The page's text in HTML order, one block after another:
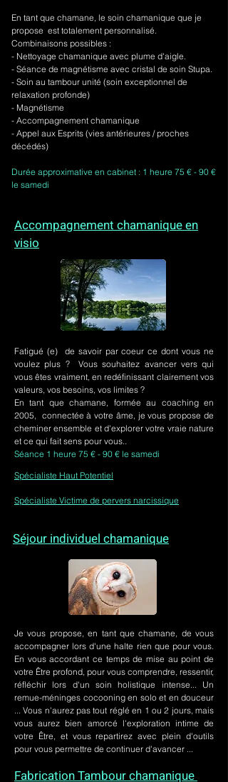
En tant que chamane, le soin chamanique que je
propose est totalement personnalisé.
Combinaisons possibles :
- Nettoyage chamanique avec plume d'aigle.
- Séance de magnétisme avec cristal de soin Stupa.
- Soin au tambour unité (soin exceptionnel de
relaxation profonde)
- Magnétisme
- Accompagnement chamanique
- Appel aux Esprits (vies antérieures / proches
décédés)
Durée approximative en cabinet : 1 heure 75 € - 90 €
le samedi
Accompagnement chamanique en
visio
Fatigué (e) de savoir par coeur ce dont vous ne
voulez plus ? Vous souhaitez avancer vers qui
vous êtes vraiment, en redéfinissant clairement vos
valeurs, vos besoins, vos limites ?
En tant que chamane, formée au coaching en
2005, connectée à votre âme, je vous propose de
cheminer ensemble et d'explorer votre vraie nature
et ce qui fait sens pour vous..
Séance 1 heure 75 € - 90 € le samedi
Spécialiste Haut Potentiel
Spécialiste Victime de pervers narcissique
Séjour individuel chamanique
Je vous propose, en tant que chamane, de vous
accompagner lors d'une halte rien que pour vous.
En vous accordant ce temps de mise au point de
votre Être profond, pour vous comprendre, ressentir,
réfléchir lors d'un soin holistique intense... Un
remue-méninges cocooning en solo et en douceur
... Vous n'aurez pas tout réglé en 1 ou 2 jours, mais
vous aurez bien amorcé l'exploration intime de
votre Être, et vous repartirez avec plein d'outils
pour vous permettre de continuer d'avancer ...
Fabrication Tambour chamanique